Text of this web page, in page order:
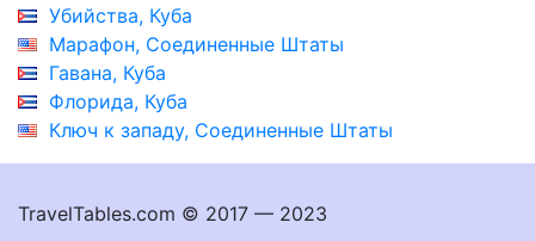
Убийства, Куба
Марафон, Соединенные Штаты
Гавана, Куба
Флорида, Куба
Ключ к западу, Соединенные Штаты
TravelTables.com © 2017 — 2023